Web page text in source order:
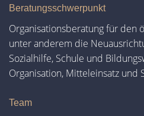
Beratungsschwerpunkt
Organisationsberatung für den
unter anderem die
Sozialhilfe, Schule und
Organisation, Mitteleinsatz und
Team